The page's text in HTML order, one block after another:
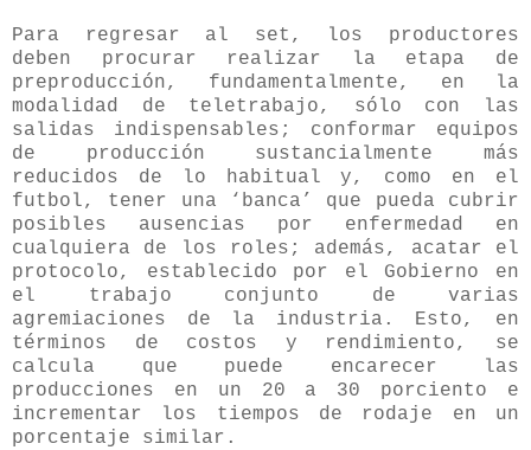
Para regresar al set, los productores
deben procurar realizar la etapa de
preproducción, fundamentalmente, en la
modalidad de teletrabajo, sólo con las
salidas indispensables; conformar equipos
de producción sustancialmente más
reducidos de lo habitual y, como en el
futbol, tener una ‘banca’ que pueda cubrir
posibles ausencias por enfermedad en
cualquiera de los roles; además, acatar el
protocolo, establecido por el Gobierno en
el trabajo conjunto de varias
agremiaciones de la industria. Esto, en
términos de costos y rendimiento, se
calcula que puede encarecer las
producciones en un 20 a 30 porciento e
incrementar los tiempos de rodaje en un
porcentaje similar.